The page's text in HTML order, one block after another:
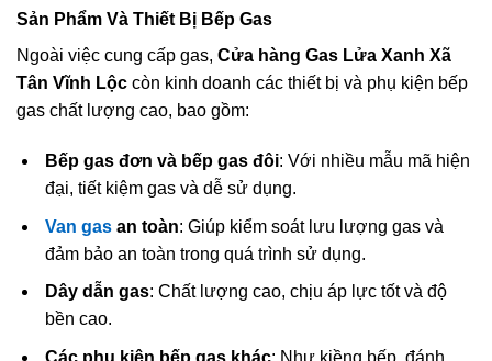
Sản Phẩm Và Thiết Bị Bếp Gas
Ngoài việc cung cấp gas, Cửa hàng Gas Lửa Xanh Xã
Tân Vĩnh Lộc còn kinh doanh các thiết bị và phụ kiện bếp
gas chất lượng cao, bao gồm:
Bếp gas đơn và bếp gas đôi: Với nhiều mẫu mã hiện
đại, tiết kiệm gas và dễ sử dụng.
Van gasan toàn: Giúp kiểm soát lưu lượng gas và
đảm bảo an toàn trong quá trình sử dụng.
Dây dẫn gas: Chất lượng cao, chịu áp lực tốt và độ
bền cao.
Các phụ kiện bếp gas khác: Như kiềng bếp, đánh